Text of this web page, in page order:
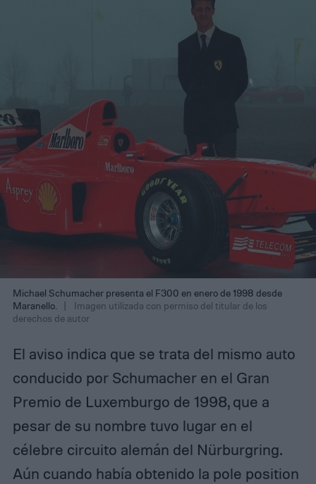
Michael Schumacher presenta el F300 en enero de 1998 desde
Maranello.
Imagen utilizada con permiso del titular de los
derechos de autor
El aviso indica que se trata del mismo auto
conducido por Schumacher en el Gran
Premio de Luxemburgo de 1998, que a
pesar de su nombre tuvo lugar en el
célebre circuito alemán del Nürburgring.
Aún cuando había obtenido la pole position